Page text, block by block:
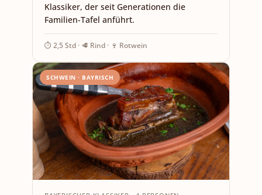
Klassiker, der seit Generationen die
Familien-Tafel anführt.
⏱ 2,5 Std · 🥩 Rind · 🍷 Rotwein
SCHWEIN · BAYRISCH